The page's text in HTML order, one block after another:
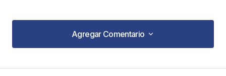
Agregar Comentario
Agregar Comentario